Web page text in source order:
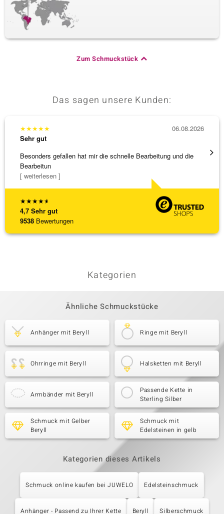
Zum Schmuckstück
Das sagen unsere Kunden:
★★★★★
4,7 Sehr gut
9538 Bewertungen
★★★★★
Sehr gut
Besonders gefallen hat mir die schnelle Bearbeitung und die
Bearbeitun
[ weiterlesen ]
06.08.2026
Kategorien
Ähnliche Schmuckstücke
Anhänger mit Beryll Ringe mit Beryll
Ohrringe mit Beryll Halsketten mit Beryll
Armbänder mit Beryll
Passende Kette in
Sterling Silber
Schmuck mit Gelber
Beryll
Schmuck mit
Edelsteinen in gelb
Kategorien dieses Artikels
Schmuck online kaufen bei JUWELO Edelsteinschmuck
Anhänger - Passend zu Ihrer Kette Beryll Silberschmuck